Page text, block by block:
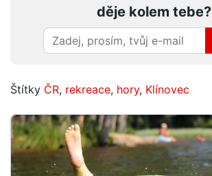
děje kolem tebe?
Štítky ČR, rekreace, hory, Klínovec